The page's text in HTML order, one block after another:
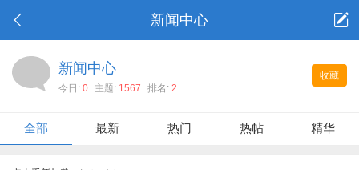
新闻中心
收藏
新闻中心
今日: 0 主题: 1567 排名: 2
全部 最新 热门 热帖 精华